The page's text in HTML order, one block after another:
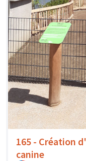
165 - Création
canine